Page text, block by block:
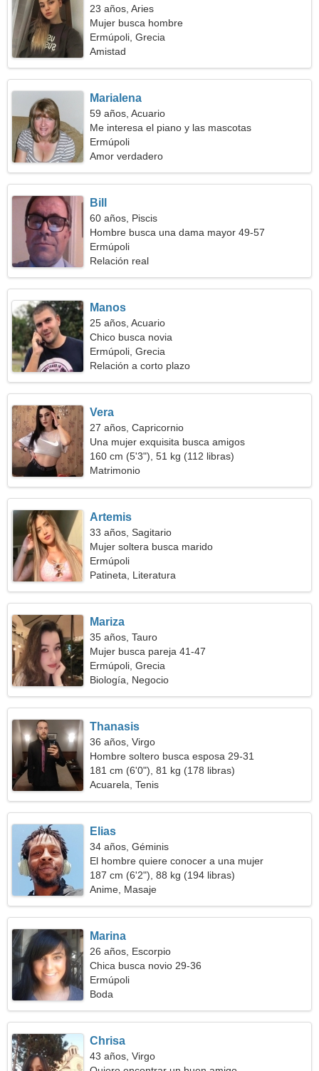
23 años, Aries
Mujer busca hombre
Ermúpoli, Grecia
Amistad
Marialena
59 años, Acuario
Me interesa el piano y las mascotas
Ermúpoli
Amor verdadero
Bill
60 años, Piscis
Hombre busca una dama mayor 49-57
Ermúpoli
Relación real
Manos
25 años, Acuario
Chico busca novia
Ermúpoli, Grecia
Relación a corto plazo
Vera
27 años, Capricornio
Una mujer exquisita busca amigos
160 cm (5'3"), 51 kg (112 libras)
Matrimonio
Artemis
33 años, Sagitario
Mujer soltera busca marido
Ermúpoli
Patineta, Literatura
Mariza
35 años, Tauro
Mujer busca pareja 41-47
Ermúpoli, Grecia
Biología, Negocio
Thanasis
36 años, Virgo
Hombre soltero busca esposa 29-31
181 cm (6'0"), 81 kg (178 libras)
Acuarela, Tenis
Elias
34 años, Géminis
El hombre quiere conocer a una mujer
187 cm (6'2"), 88 kg (194 libras)
Anime, Masaje
Marina
26 años, Escorpio
Chica busca novio 29-36
Ermúpoli
Boda
Chrisa
43 años, Virgo